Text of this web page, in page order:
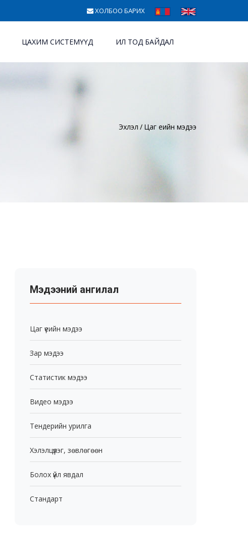
ХОЛБОО БАРИХ
ЦАХИМ СИСТЕМҮҮД ИЛ ТОД БАЙДАЛ
Эхлэл Цаг үеийн мэдээ
Мэдээний ангилал
Цаг үеийн мэдээ
Зар мэдээ
Статистик мэдээ
Видео мэдээ
Тендерийн урилга
Хэлэлцүүлэг, зөвлөгөөн
Болох үйл явдал
Стандарт